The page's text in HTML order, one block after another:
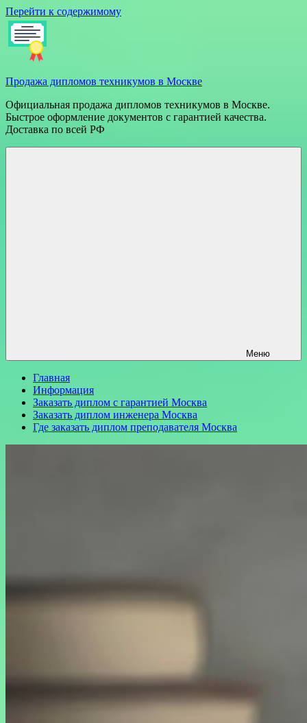
Перейти к содержимому
Продажа дипломов техникумов в Москве
Официальная продажа дипломов техникумов в Москве.
Быстрое оформление документов с гарантией качества.
Доставка по всей РФ
Меню
Главная
Информация
Заказать диплом с гарантией Москва
Заказать диплом инженера Москва
Где заказать диплом преподавателя Москва